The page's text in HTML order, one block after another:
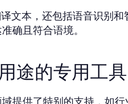
文本，还包括语音识别
确且符合语境。
途的专用工具